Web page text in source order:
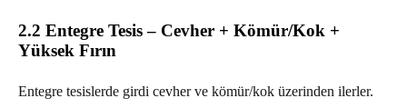
2.2 Entegre Tesis – Cevher + Kömür/Kok +
Yüksek Fırın
Entegre tesislerde girdi cevher ve kömür/kok üzerinden ilerler.